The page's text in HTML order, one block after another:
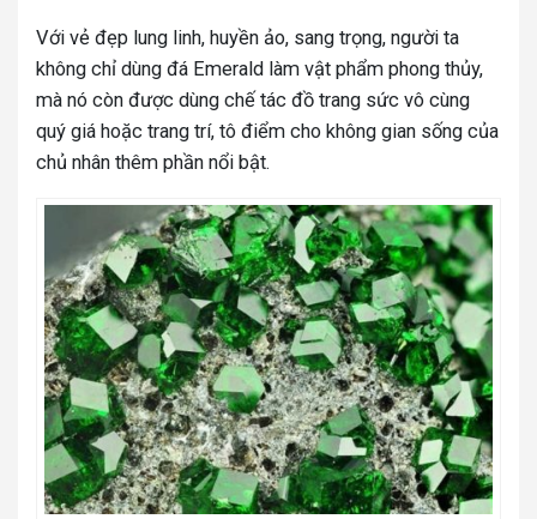
Với vẻ đẹp lung linh, huyền ảo, sang trọng, người ta
không chỉ dùng đá Emerald làm vật phẩm phong thủy,
mà nó còn được dùng chế tác đồ trang sức vô cùng
quý giá hoặc trang trí, tô điểm cho không gian sống của
chủ nhân thêm phần nổi bật.